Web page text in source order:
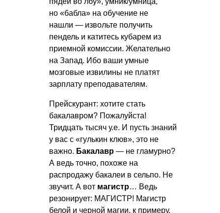
но «бабла» на обучение не
нашли — извольте получить
пендель и катитесь кубарем из
приемной комиссии. Желательно
на Запад. Ибо ваши умные
мозговые извилины не платят
зарплату преподавателям.
Прейскурант: хотите стать
бакалавром? Пожалуйста!
Тридцать тысяч у.е. И пусть знаний
у вас с «гулькин клюв», это не
важно. Бакалавр — не гламурно?
А ведь точно, похоже на
распродажу бакалеи в сельпо. Не
звучит. А вот магистр… Ведь
резонирует: МАГИСТР! Магистр
белой и черной магии, к примеру.